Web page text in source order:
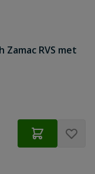
Zamac RVS met